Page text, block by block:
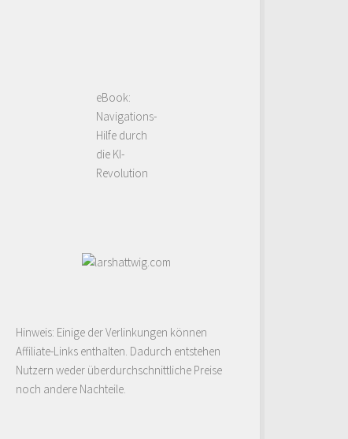
eBook:
Navigations-
Hilfe durch
die KI-
Revolution
Hinweis: Einige der Verlinkungen können
Affiliate-Links enthalten. Dadurch entstehen
Nutzern weder überdurchschnittliche Preise
noch andere Nachteile.